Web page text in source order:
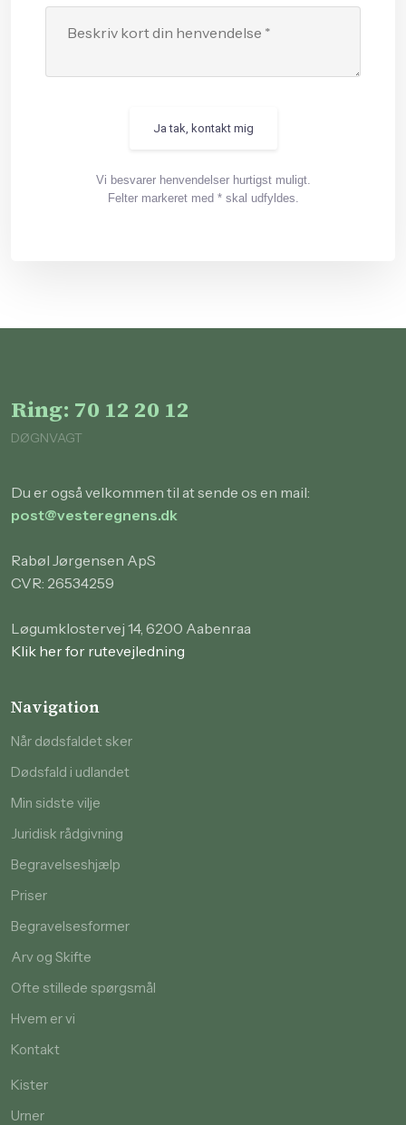
Vi besvarer henvendelser hurtigst muligt.
Felter markeret med * skal udfyldes.
Ring: 70 12 20 12
DØGNVAGT
Du er også velkommen til at sende os en mail:
post@vesteregnens.dk
Rabøl Jørgensen ApS
CVR: 26534259
Løgumklostervej 14, 6200 Aabenraa
Klik her for rutevejledning
Navigation
Når dødsfaldet sker
Dødsfald i udlandet
Min sidste vilje
Juridisk rådgivning
Begravelseshjælp
Priser
Begravelsesformer
Arv og Skifte
Ofte stillede spørgsmål
Hvem er vi
Kontakt
Kister
Urner